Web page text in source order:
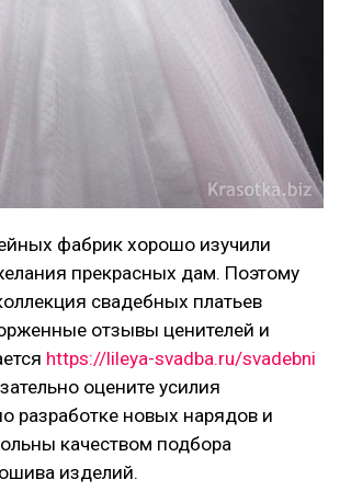
фабрик хорошо изучили
прекрасных дам. Поэтому
свадебных платьев
отзывы ценителей и
https://lileya-svadba.ru/svadebni
оцените усилия
разработке новых нарядов и
качеством подбора
изделий.